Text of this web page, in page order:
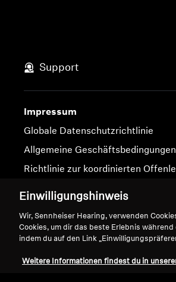
Support
Impressum
Globale Datenschutzrichtlinie
Allgemeine
Richtlinie zur koordinierten
Impressum Cookie-Einstellungen
Einwilligungshinweis
Wir, Sennheiser Hearing, verwenden
Cookies, um dir das beste Erlebnis
indem du auf den Link
Weitere Informationen findest du in